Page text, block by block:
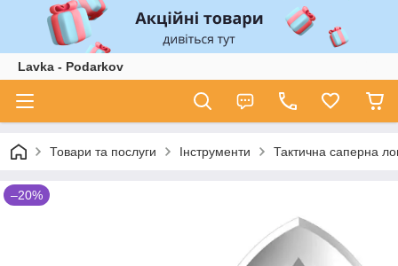
Lavka - Podarkov
Товари та послуги Інструменти Тактична саперна
–20%